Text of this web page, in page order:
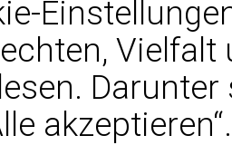
Vielfalt
akzeptieren“.